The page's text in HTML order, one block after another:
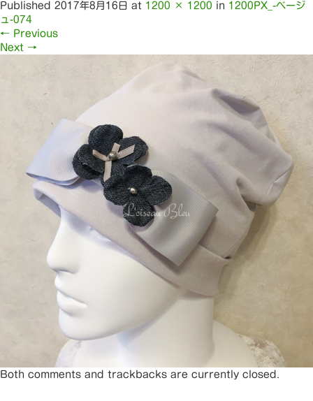
Published 2017年8月16日 at 1200 × 1200 in 1200PX_-ベージ
ュ-074
← Previous
Next →
Both comments and trackbacks are currently closed.